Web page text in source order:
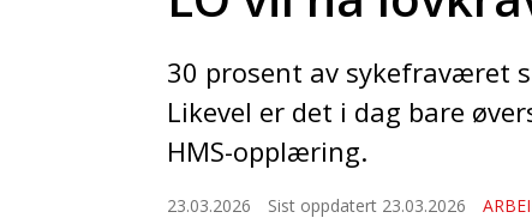
30 prosent av sykefraværet
Likevel er det i dag bare
HMS-opplæring.
23.03.2026 Sist oppdatert 23.03.2026